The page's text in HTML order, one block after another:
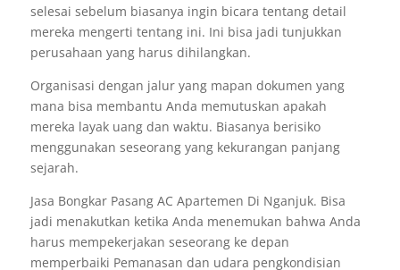
selesai sebelum biasanya ingin bicara tentang detail
mereka mengerti tentang ini. Ini bisa jadi tunjukkan
perusahaan yang harus dihilangkan.
Organisasi dengan jalur yang mapan dokumen yang
mana bisa membantu Anda memutuskan apakah
mereka layak uang dan waktu. Biasanya berisiko
menggunakan seseorang yang kekurangan panjang
sejarah.
Jasa Bongkar Pasang AC Apartemen Di Nganjuk. Bisa
jadi menakutkan ketika Anda menemukan bahwa Anda
harus mempekerjakan seseorang ke depan
memperbaiki Pemanasan dan udara pengkondisian